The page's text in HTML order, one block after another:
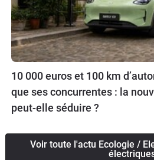
10 000 euros et 100 km
que ses concurrentes : la
peut-elle séduire ?
Voir toute l'actu Ecologie /